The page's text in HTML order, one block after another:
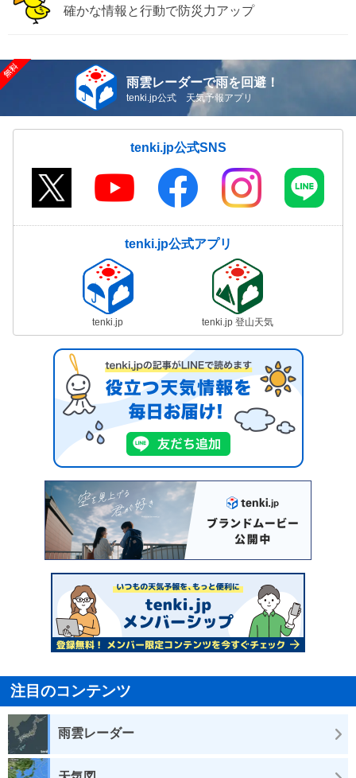
確かな情報と行動で防災力アップ
雨雲レーダーで雨を回避！
tenki.jp公式 天気予報アプリ
tenki.jp公式SNS
tenki.jp公式アプリ
tenki.jp tenki.jp 登山天気
注目のコンテンツ
雨雲レーダー